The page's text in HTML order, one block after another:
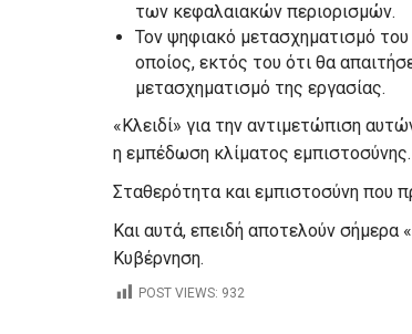
των κεφαλαιακών περιορισμών.
Τον ψηφιακό μετασχηματισμό του
οποίος, εκτός του ότι θα
μετασχηματισμό της εργασίας.
«Κλειδί» για την αντιμετώπιση
η εμπέδωση κλίματος εμπιστοσύνης.
Σταθερότητα και εμπιστοσύνη που
Και αυτά, επειδή αποτελούν σήμερα
Κυβέρνηση.
POST VIEWS: 932